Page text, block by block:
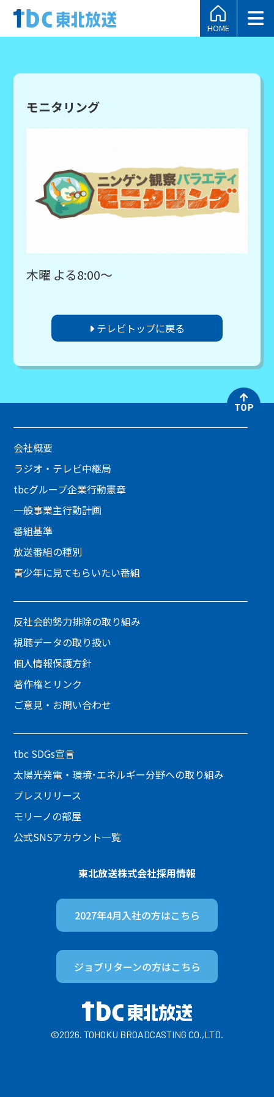
HOME
モニタリング
木曜 よる8:00～
テレビトップに戻る
会社概要
ラジオ・テレビ中継局
tbcグループ企業行動憲章
一般事業主行動計画
番組基準
放送番組の種別
青少年に見てもらいたい番組
反社会的勢力排除の取り組み
視聴データの取り扱い
個人情報保護方針
著作権とリンク
ご意見・お問い合わせ
tbc SDGs宣言
太陽光発電・環境･エネルギー分野への取り組み
プレスリリース
モリーノの部屋
公式SNSアカウント一覧
東北放送株式会社採用情報
2027年4月入社の方はこちら
ジョブリターンの方はこちら
©2026. TOHOKU BROADCASTING CO.,LTD.